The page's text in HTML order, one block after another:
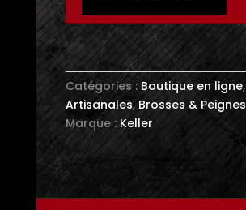
cheveux
Keller
Homme
-
Chêne
fumé
-
-
Catégories :Boutique en ligne,
Artisanales, Brosses & Peignes
Marque : Keller